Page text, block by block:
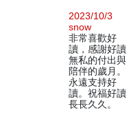
2023/10/3
snow
非常喜歡好
讀，感謝好讀
無私的付出與
陪伴的歲月。
永遠支持好
讀。祝福好讀
長長久久。